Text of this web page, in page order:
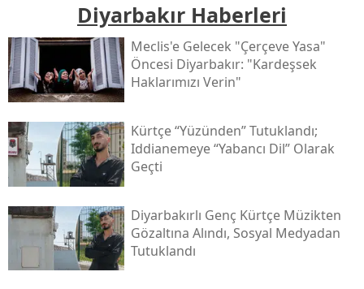
Diyarbakır Haberleri
Meclis'e Gelecek "çerçeve Yasa"
Öncesi Diyarbakır: "kardeşsek
Haklarımızı Verin"
Kürtçe “yüzünden” Tutuklandı;
Iddianemeye “yabancı Dil” Olarak
Geçti
Diyarbakırlı Genç Kürtçe Müzikten
Gözaltına Alındı, Sosyal Medyadan
Tutuklandı